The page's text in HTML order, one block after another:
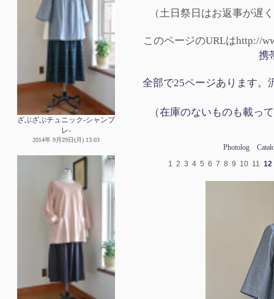
ざぶざぶチュニック-シャンブ
レ-
2014年 9月29日(月) 13:03
（土日祭日はお返事が遅
このページのURLはhttp://
携
全部で25ページあります。
（在庫のないものも載っ
Photolog
1 2 3 4 5 6 7 8 9 10 11 12